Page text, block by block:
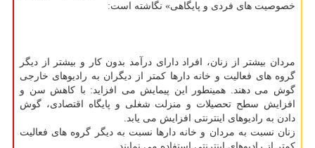
خصوصیت های فردی و پایگاهی» نگاشته است:
مردان بیشتر از زنان، افراد دارای درآمد بدون کار و بیشتر از دیگر
گروه های فعالیت و خانه دارها کمتر از دیگران به رادیوهای خارجی
گوش می دهند. همینطور این پیمایش می افزاید: با کاهش سن و
افزایش سطح تحصیلات و منزلت شغلی و پایگاه اقتصادی، گوش
دادن به رادیوهای اینترنتی افزایش می یابد.
زنان نسبت به مردان و خانه دارها نسبت به دیگر گروه های فعالیت